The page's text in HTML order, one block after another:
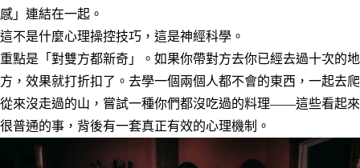
感」連結在一起。
這不是什麼心理操控技巧，這是神經科學。
重點是「對雙方都新奇」。如果你帶對方去你已經去過十次的地
方，效果就打折扣了。去學一個兩個人都不會的東西，一起去爬
從來沒走過的山，嘗試一種你們都沒吃過的料理——這些看起來
很普通的事，背後有一套真正有效的心理機制。